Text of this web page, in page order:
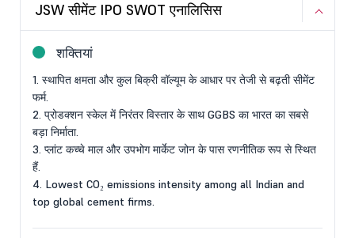
JSW सीमेंट IPO SWOT एनालिसिस
शक्तियां
1. स्थापित क्षमता और कुल बिक्री वॉल्यूम के आधार पर तेजी से बढ़ती सीमेंट
फर्म.
2. प्रोडक्शन स्केल में निरंतर विस्तार के साथ GGBS का भारत का सबसे
बड़ा निर्माता.
3. प्लांट कच्चे माल और उपभोग मार्केट जोन के पास रणनीतिक रूप से स्थित
हैं.
4. Lowest CO₂ emissions intensity among all Indian and
top global cement firms.